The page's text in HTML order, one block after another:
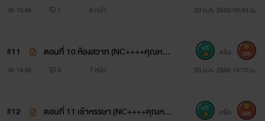
ยยั่วกับคุณลุงสุดหื่น)
10.5k 1 8 หน้า 20 ม.ค. 2560 09:43 น.
#11
ตอนที่ 10 ห้องสวาท (NC++++คุณหลา
นสายยั่วกับคุณลุงสุดหื่น)
14.5k 3 7 หน้า 20 ม.ค. 2560 14:10 น.
หรือ 300
#12
ตอนที่ 11 เช้าหรรษา (NC++++คุณหลา
หรือ 400